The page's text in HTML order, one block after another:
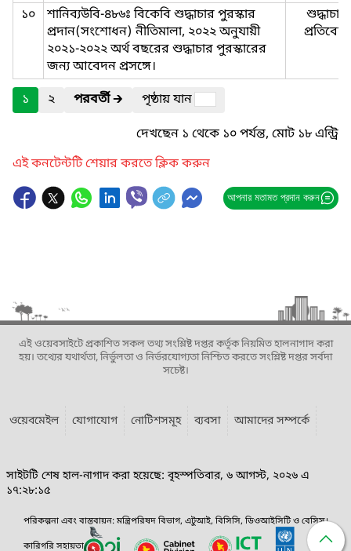
১০
শানিব্যউবি-৪৮৬ঃ বিকেবি শুদ্ধাচার পুরস্কার
প্রদান(সংশোধন) নীতিমালা, ২০২২ অনুযায়ী
২০২১-২০২২ অর্থ বছরের শুদ্ধাচার পুরস্কারের
জন্য আবেদন প্রসঙ্গে।
শুদ্ধাচার-
১ ২ পরবর্তী🡲
পৃষ্ঠায় যান
দেখছেন ১ থেকে ১০ পর্যন্ত, মোট ১৮ এন্ট্রি
এই কনটেন্টটি শেয়ার করতে ক্লিক করুন
আপনার মতামত প্রদান করুন
এই ওয়েবসাইটে প্রকাশিত সকল তথ্য সংশ্লিষ্ট দপ্তর কর্তৃক নিয়মিত হালনাগাদ করা
হয়। তথ্যের যথার্থতা, নির্ভুলতা ও নির্ভরযোগ্যতা নিশ্চিত করতে সংশ্লিষ্ট দপ্তর সর্বদা
সচেষ্ট।
ওয়েবমেইল যোগাযোগ নোটিশসমূহ ব্যবসা আমাদের সম্পর্কে
সাইটটি শেষ হাল-নাগাদ করা হয়েছে: বৃহস্পতিবার, ৬ আগস্ট, ২০২৬ এ
১৭:২৮:১৫
পরিকল্পনা এবং বাস্তবায়ন: মন্ত্রিপরিষদ বিভাগ, এটুআই, বিসিসি, ডিওআইসিটি ও বেসিস।
কারিগরি সহায়তা